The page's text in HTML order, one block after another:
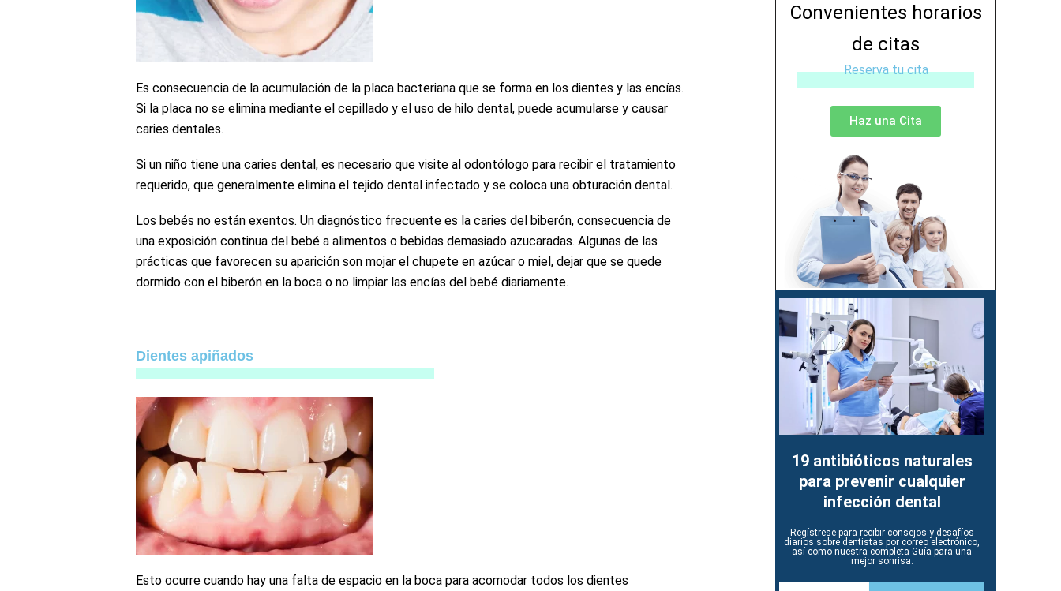
Es consecuencia de la acumulación de la placa bacteriana que se forma en los dientes y las encías.
Si la placa no se elimina mediante el cepillado y el uso de hilo dental, puede acumularse y causar
caries dentales.
Si un niño tiene una caries dental, es necesario que visite al odontólogo para recibir el tratamiento
requerido, que generalmente elimina el tejido dental infectado y se coloca una obturación dental.
Los bebés no están exentos. Un diagnóstico frecuente es la caries del biberón, consecuencia de
una exposición continua del bebé a alimentos o bebidas demasiado azucaradas. Algunas de las
prácticas que favorecen su aparición son mojar el chupete en azúcar o miel, dejar que se quede
dormido con el biberón en la boca o no limpiar las encías del bebé diariamente.
Dientes apiñados
Esto ocurre cuando hay una falta de espacio en la boca para acomodar todos los dientes
Convenientes horarios
de citas
Reserva tu cita
Haz una Cita
19 antibióticos naturales
para prevenir cualquier
infección dental
Regístrese para recibir consejos y desafíos
diarios sobre dentistas por correo electrónico,
así como nuestra completa Guía para una
mejor sonrisa.